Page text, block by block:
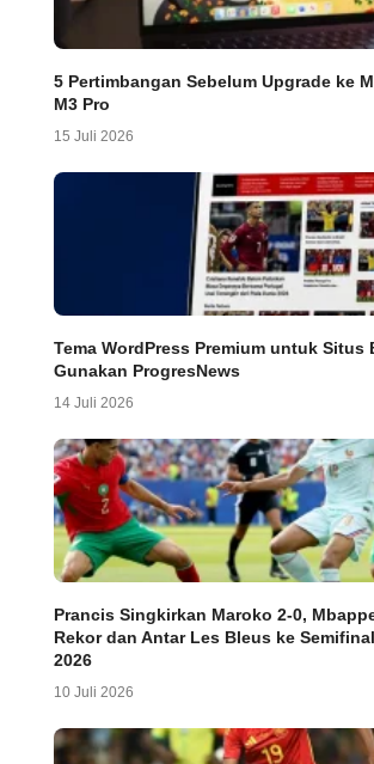
5 Pertimbangan Sebelum Upgrade ke
M3 Pro
15 Juli 2026
Tema WordPress Premium untuk Situs
Gunakan ProgresNews
14 Juli 2026
Prancis Singkirkan Maroko 2-0,
Rekor dan Antar Les Bleus ke
2026
10 Juli 2026